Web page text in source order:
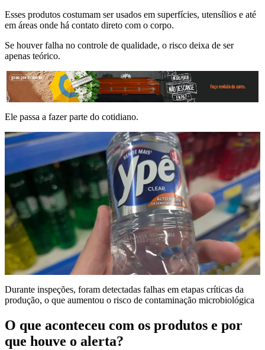
Esses produtos costumam ser usados em superfícies, utensílios e até
em áreas onde há contato direto com o corpo.
Se houver falha no controle de qualidade, o risco deixa de ser
apenas teórico.
Ele passa a fazer parte do cotidiano.
Durante inspeções, foram detectadas falhas em etapas críticas da
produção, o que aumentou o risco de contaminação microbiológica
O que aconteceu com os produtos e por
que houve o alerta?